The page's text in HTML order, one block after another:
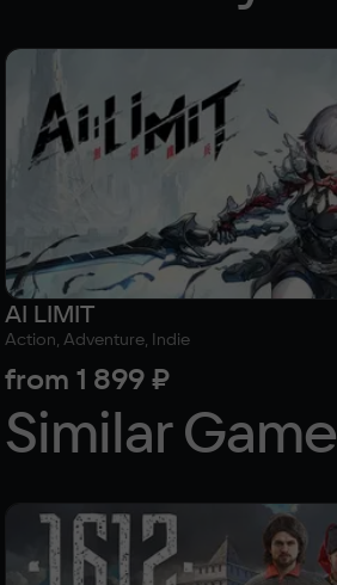
AI LIMIT
Action, Adventure, Indie
from 1 899 ₽
Similar